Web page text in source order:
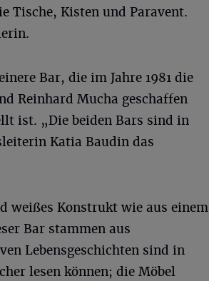
Tische, Kisten und Paravent.
Bar, die im Jahre 1981 die
Reinhard Mucha geschaffen
ist. „Die beiden Bars sind in
Katia Baudin das
weißes Konstrukt wie aus einem
Bar stammen aus
Lebensgeschichten sind in
lesen können; die Möbel